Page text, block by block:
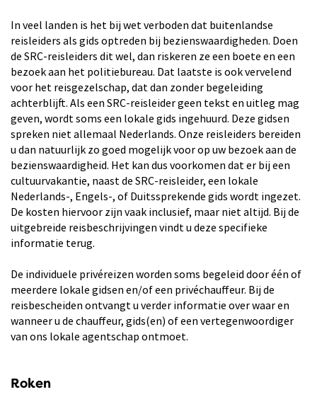
In veel landen is het bij wet verboden dat buitenlandse
reisleiders als gids optreden bij bezienswaardigheden. Doen
de SRC-reisleiders dit wel, dan riskeren ze een boete en een
bezoek aan het politiebureau. Dat laatste is ook vervelend
voor het reisgezelschap, dat dan zonder begeleiding
achterblijft. Als een SRC-reisleider geen tekst en uitleg mag
geven, wordt soms een lokale gids ingehuurd. Deze gidsen
spreken niet allemaal Nederlands. Onze reisleiders bereiden
u dan natuurlijk zo goed mogelijk voor op uw bezoek aan de
bezienswaardigheid. Het kan dus voorkomen dat er bij een
cultuurvakantie, naast de SRC-reisleider, een lokale
Nederlands-, Engels-, of Duitssprekende gids wordt ingezet.
De kosten hiervoor zijn vaak inclusief, maar niet altijd. Bij de
uitgebreide reisbeschrijvingen vindt u deze specifieke
informatie terug.
De individuele privéreizen worden soms begeleid door één of
meerdere lokale gidsen en/of een privéchauffeur. Bij de
reisbescheiden ontvangt u verder informatie over waar en
wanneer u de chauffeur, gids(en) of een vertegenwoordiger
van ons lokale agentschap ontmoet.
Roken